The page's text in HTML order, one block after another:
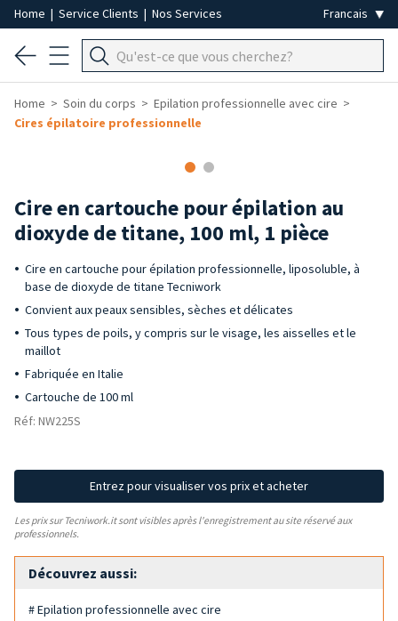
Home | Service Clients | Nos Services
Home Soin du corps
Epilation professionnelle avec cire
Cires épilatoire professionnelle
Cire en cartouche pour épilation au
dioxyde de titane, 100 ml, 1 pièce
Cire en cartouche pour épilation professionnelle, liposoluble, à
base de dioxyde de titane Tecniwork
Convient aux peaux sensibles, sèches et délicates
Tous types de poils, y compris sur le visage, les aisselles et le
maillot
Fabriquée en Italie
Cartouche de 100 ml
Réf: NW225S
Entrez pour visualiser vos prix et acheter
Les prix sur Tecniwork.it sont visibles après l'enregistrement au site réservé aux
professionnels.
Découvrez aussi:
# Epilation professionnelle avec cire